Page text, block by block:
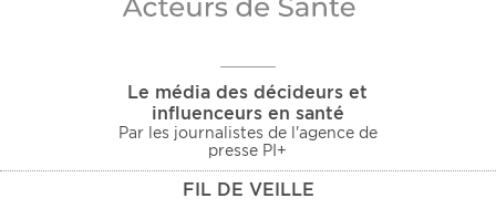
Le média des décideurs et
influenceurs en santé
Par les journalistes de l'agence de
presse PI+
FIL DE VEILLE